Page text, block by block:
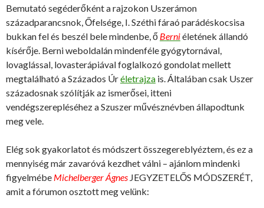
Bemutató segéderőként a rajzokon Uszerámon
századparancsnok, Őfelsége, I. Széthi fáraó parádéskocsisa
bukkan fel és beszél bele mindenbe, ő Berniéletének állandó
kísérője. Berni weboldalán mindenféle gyógytornával,
lovaglással, lovasterápiával foglalkozó gondolat mellett
megtalálható a Százados Úréletrajza is. Általában csak Uszer
századosnak szólítják az ismerősei, itteni
vendégszerepléséhez a Szuszer művésznévben állapodtunk
meg vele.
Elég sok gyakorlatot és módszert összegereblyéztem, és ez a
mennyiség már zavaróvá kezdhet válni – ajánlom mindenki
figyelmébe Michelberger Ágnes JEGYZETELŐS MÓDSZERÉT,
amit a fórumon osztott meg velünk: